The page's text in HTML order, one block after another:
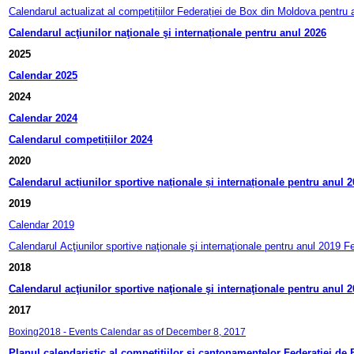
Calendarul actualizat al competițiilor Federației de Box din Moldova pentru
Calendarul acţiunilor naţionale şi internaționale pentru anul 2026
2025
Calendar 2025
2024
Calendar 2024
Calendarul competițiilor 2024
2020
Calendarul acțiunilor sportive naționale și internaționale pentru anul
2019
Calendar 2019
Calendarul Acţiunilor sportive naţionale şi internaţionale pentru anul 2019
2018
Calendarul acţiunilor sportive naţionale şi internaţionale pentru anul
2017
Boxing2018 - Events Calendar as of December 8, 2017